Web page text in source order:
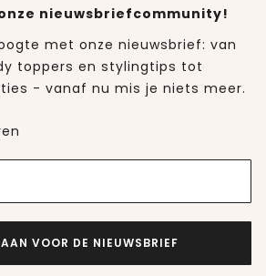
nieuwsbriefcommunity!
met onze nieuwsbrief: van
toppers en stylingtips tot
- vanaf nu mis je niets meer.
VOOR DE NIEUWSBRIEF